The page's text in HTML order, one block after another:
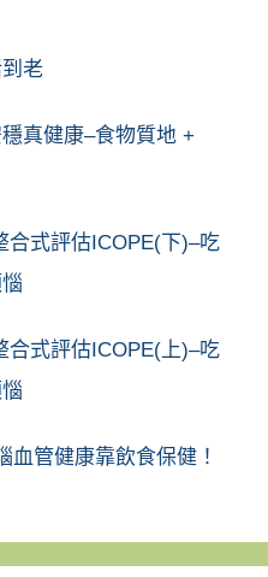
老
真健康–食物質地 +
合式評估ICOPE(下)–吃
合式評估ICOPE(上)–吃
血管健康靠飲食保健！